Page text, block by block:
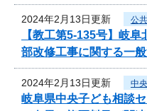
2024年2月13日更新 公
【教工第5-135号】岐
部改修工事に関する一
2024年2月13日更新 中
岐阜県中央子ども相談